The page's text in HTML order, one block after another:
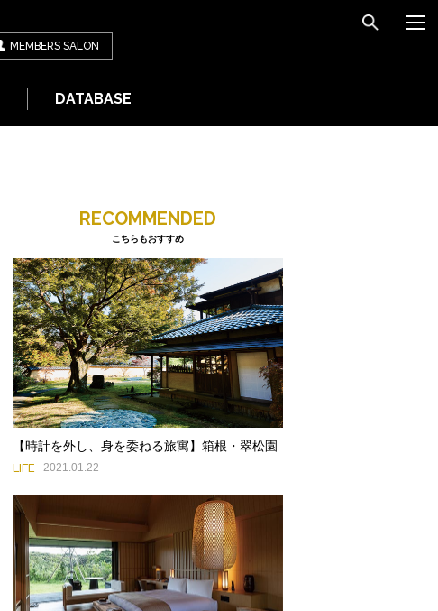
MEMBERS SALON
DATABASE
RECOMMENDED
こちらもおすすめ
【時計を外し、身を委ねる旅寓】箱根・翠松園
LIFE 2021.01.22